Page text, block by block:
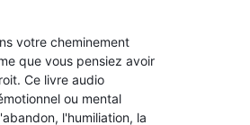
votre cheminement
que vous pensiez avoir
Ce livre audio
ou mental
l'humiliation, la